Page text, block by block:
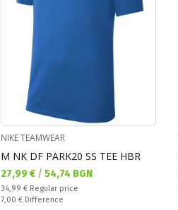
NIKE TEAMWEAR
M NK DF PARK20 SS TEE HBR
Текуща цена:
27,99 € / 54,74 BGN
Regular price:
34,99 € Regular price
Спестявате:
7,00 € Difference